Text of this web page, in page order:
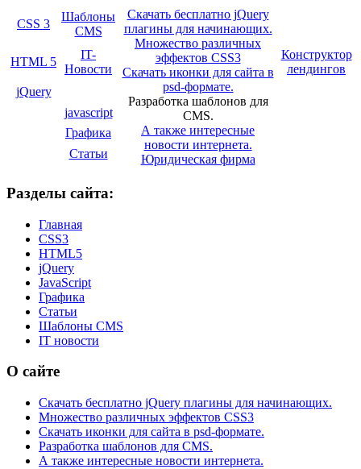
CSS 3
Шаблоны
CMS
Скачать бесплатно jQuery
плагины для начинающих.
Множество различных
эффектов CSS3
Скачать иконки для сайта в
psd-формате.
Разработка шаблонов для
CMS.
А также интересные
новости интернета.
Юридическая фирма
HTML 5
IT-
Новости
Конструктор
лендингов
jQuery
javascript
Графика
Статьи
Разделы сайта:
Главная
CSS3
HTML5
jQuery
JavaScript
Графика
Статьи
Шаблоны CMS
IT новости
О сайте
Скачать бесплатно jQuery плагины для начинающих.
Множество различных эффектов CSS3
Скачать иконки для сайта в psd-формате.
Разработка шаблонов для CMS.
А также интересные новости интернета.